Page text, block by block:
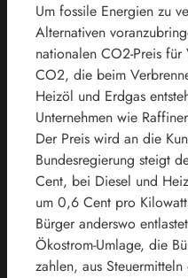
Um fossile Energien zu
Alternativen
nationalen CO2-Preis
CO2, die beim
Heizöl und Erdgas
Unternehmen wie
Der Preis wird an die
Bundesregierung steigt
Cent, bei Diesel und
um 0,6 Cent pro
Bürger anderswo
Ökostrom-Umlage, die
zahlen, aus Steuermitteln